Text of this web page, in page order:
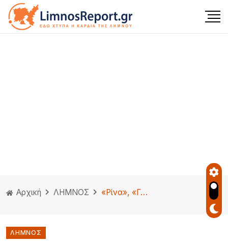
Αρχική ΛΗΜΝΟΣ «Ρίνα», «Γαλέος», «Γλαύκος», «Βάτος», πόσο ασφαλής είναι η κατανάλωσή τους;
ΛΗΜΝΟΣ